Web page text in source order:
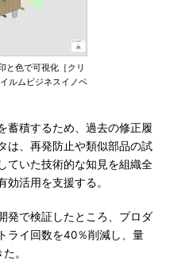
と色で可視化［クリ
ルムビジネスイノベ
積するため、過去の修正履
は、再発防止や類似部品の試
ていた技術的な知見を組織全
活用を支援する。
発で検証したところ、プロダ
ライ回数を40％削減し、量
。